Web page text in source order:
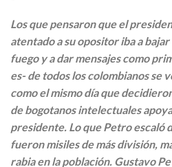
Los que pensaron que el
atentado a su opositor iba a
fuego y a dar mensajes como
es- de todos los colombianos se
como el mismo día que
de bogotanos intelectuales
presidente. Lo que Petro escaló
fueron misiles de más división,
rabia en la población. Gustavo